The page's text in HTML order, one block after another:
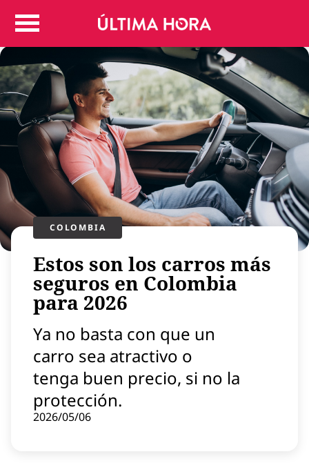
Colombia
Judicial
Politica
Regiones
Deportes
Positivas
Entretenimiento
Vida
Más
Virales
Economía
Estilo de vida
Instagram
COLOMBIA
Estos son los carros más
seguros en Colombia
para 2026
Ya no basta con que un
carro sea atractivo o
tenga buen precio, si no la
protección.
2026/05/06